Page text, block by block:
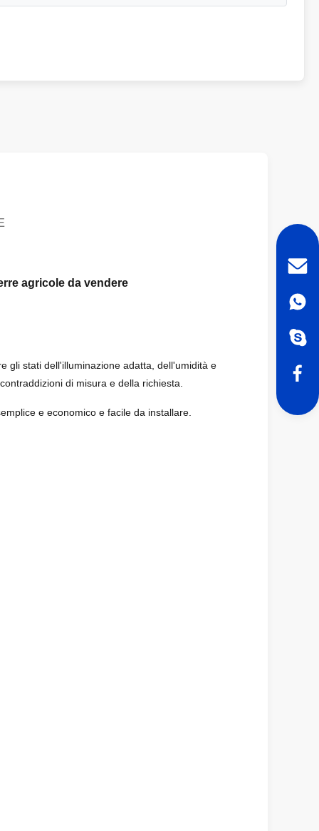
agricole da vendere
gli stati dell'illuminazione adatta, dell'umidità e
di misura e della richiesta.
e economico e facile da installare.